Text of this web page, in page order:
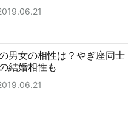
男女の相性は？やぎ座同士
結婚相性も